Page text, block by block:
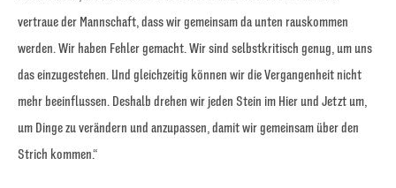
vertraue der Mannschaft, dass wir gemeinsam da unten rauskommen
werden. Wir haben Fehler gemacht. Wir sind selbstkritisch genug, um uns
das einzugestehen. Und gleichzeitig können wir die Vergangenheit nicht
mehr beeinflussen. Deshalb drehen wir jeden Stein im Hier und Jetzt um,
um Dinge zu verändern und anzupassen, damit wir gemeinsam über den
Strich kommen.“